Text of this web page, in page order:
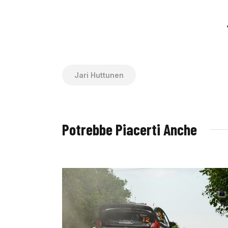
Jari Huttunen
Potrebbe Piacerti Anche